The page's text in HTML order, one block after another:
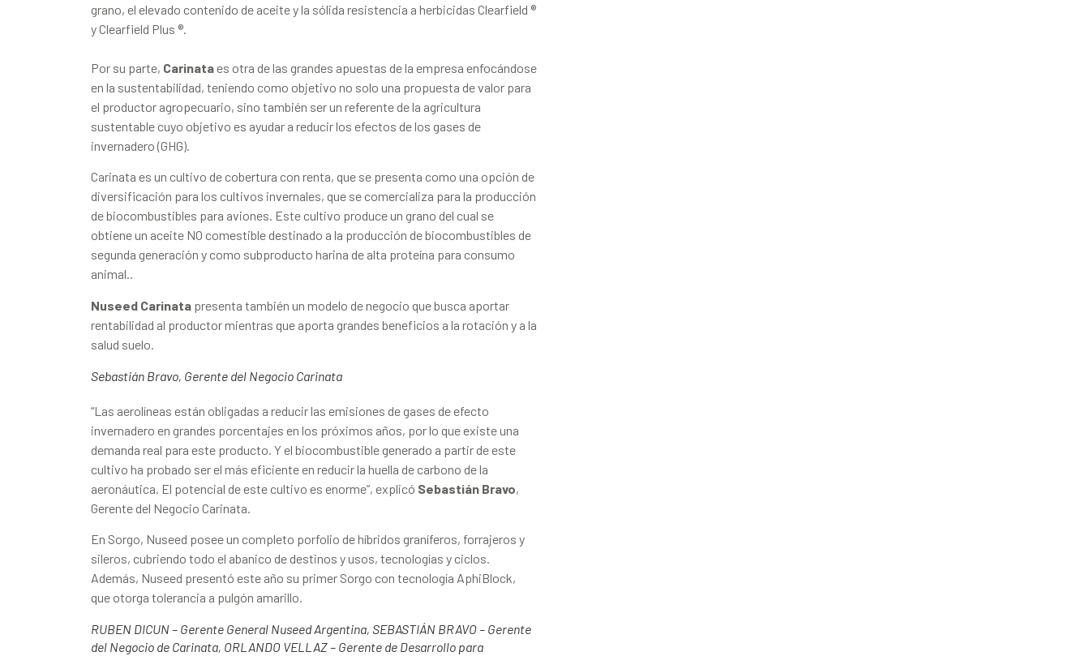
grano, el elevado contenido de aceite y la sólida resistencia a herbicidas Clearfield ®
y Clearfield Plus ®.
Por su parte, Carinataes otra de las grandes apuestas de la empresa enfocándose
en la sustentabilidad, teniendo como objetivo no solo una propuesta de valor para
el productor agropecuario, sino también ser un referente de la agricultura
sustentable cuyo objetivo es ayudar a reducir los efectos de los gases de
invernadero (GHG).
Carinata es un cultivo de cobertura con renta, que se presenta como una opción de
diversificación para los cultivos invernales, que se comercializa para la producción
de biocombustibles para aviones. Este cultivo produce un grano del cual se
obtiene un aceite NO comestible destinado a la producción de biocombustibles de
segunda generación y como subproducto harina de alta proteína para consumo
animal..
Nuseed Carinata presenta también un modelo de negocio que busca aportar
rentabilidad al productor mientras que aporta grandes beneficios a la rotación y a la
salud suelo.
Sebastián Bravo, Gerente del Negocio Carinata
“Las aerolíneas están obligadas a reducir las emisiones de gases de efecto
invernadero en grandes porcentajes en los próximos años, por lo que existe una
demanda real para este producto. Y el biocombustible generado a partir de este
cultivo ha probado ser el más eficiente en reducir la huella de carbono de la
aeronáutica. El potencial de este cultivo es enorme”, explicó Sebastián Bravo,
Gerente del Negocio Carinata.
En Sorgo, Nuseed posee un completo porfolio de híbridos graníferos, forrajeros y
sileros, cubriendo todo el abanico de destinos y usos, tecnologías y ciclos.
Además, Nuseed presentó este año su primer Sorgo con tecnología AphiBlock,
que otorga tolerancia a pulgón amarillo.
RUBEN DICUN – Gerente General Nuseed Argentina, SEBASTIÁN BRAVO – Gerente
del Negocio de Carinata, ORLANDO VELLAZ – Gerente de Desarrollo para